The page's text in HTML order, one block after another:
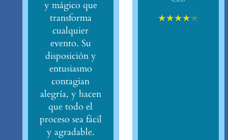
y mágico que
transforma
cualquier
evento. Su
disposición y
entusiasmo
contagian
alegría, y hacen
que todo el
proceso sea fácil
y agradable.
★★★★★